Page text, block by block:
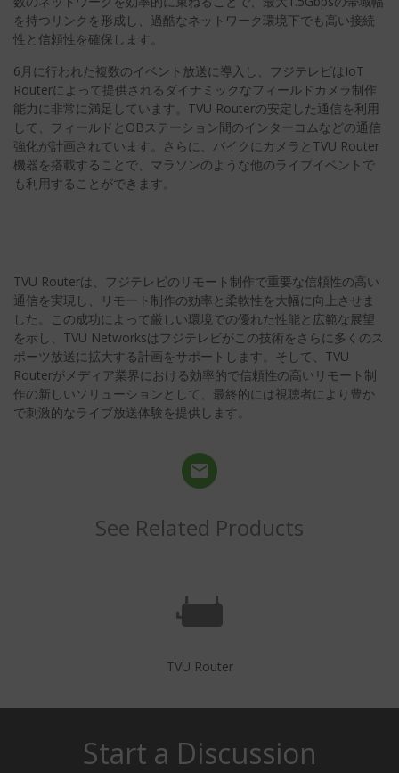
を持つリンクを形成し、過酷なネットワーク環境下でも高い接続
性と信頼性を確保します。
6月に行われた複数のイベント放送に導入し、フジテレビはIoT
Routerによって提供されるダイナミックなフィールドカメラ制作
能力に非常に満足しています。TVU Routerの安定した通信を利用
して、フィールドとOBステーション間のインターコムなどの通信
強化が計画されています。さらに、バイクにカメラとTVU Router
機器を搭載することで、マラソンのような他のライブイベントで
も利用することができます。
TVU Routerは、フジテレビのリモート制作で重要な信頼性の高い
通信を実現し、リモート制作の効率と柔軟性を大幅に向上させま
した。この成功によって厳しい環境での優れた性能と広範な展望
を示し、TVU Networksはフジテレビがこの技術をさらに多くのス
ポーツ放送に拡大する計画をサポートします。そして、TVU
Routerがメディア業界における効率的で信頼性の高いリモート制
作の新しいソリューションとして、最終的には視聴者により豊か
で刺激的なライブ放送体験を提供します。
See Related Products
TVU Router
Start a Discussion